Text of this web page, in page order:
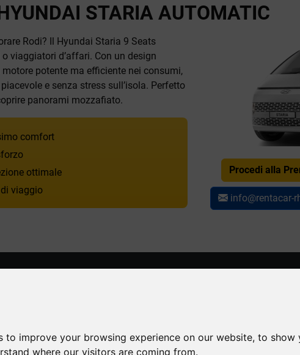
STARIA AUTOMATIC
Rodi? Il Hyundai Staria 9 Seats
viaggiatori d’affari. Con un design
potente ma efficiente nei consumi,
e senza stress sull’isola. Perfetto
panorami mozzafiato.
comfort
ottimale
viaggio
Procedi alla
info@rentacar-
Porto Kamiros Skala
Small
Cabriolet
to improve your browsing experience on our website, to
where our visitors are coming from.